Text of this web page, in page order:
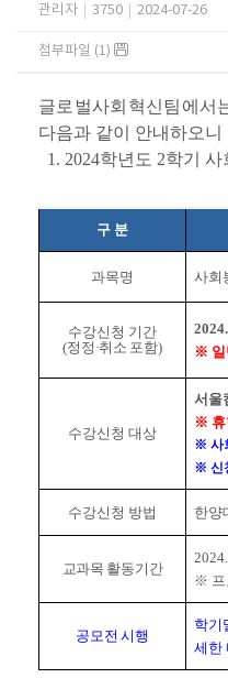
관리자 3750 2024-07-26
첨부파일 (1)
글로벌사회혁신팀에서
다음과 같이 안내하오
1. 2024학년도 2학기
구 분
과목명 사회
수강신청 기간
(정정·취소 포함)
※ 일
수강신청 대상
서울
※ 휴
※ 사
※ 신
수강신청 방법 한양
교과목 활동기간
※
공모전 시행
학기
세한